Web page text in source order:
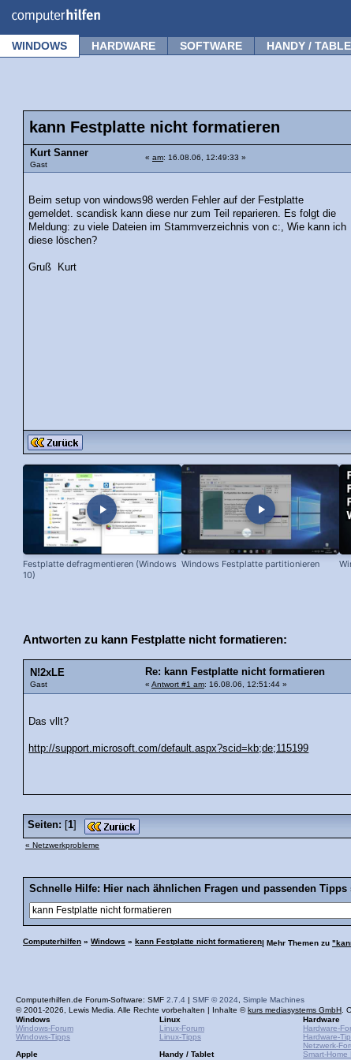
WINDOWS HARDWARE SOFTWARE HANDY /
kann Festplatte nicht formatieren
Kurt Sanner
Gast
« am: 16.08.06, 12:49:33 »
Beim setup von windows98 werden Fehler auf der Festplatte
gemeldet. scandisk kann diese nur zum Teil reparieren. Es folgt die
Meldung: zu viele Dateien im Stammverzeichnis von c:, Wie kann ich
diese löschen?
Gruß Kurt
Festplatte defragmentieren (Windows
10)
Windows Festplatte partitionieren
Antworten zu kann Festplatte nicht formatieren:
N!2xLE
Gast
Re: kann Festplatte nicht formatieren
« Antwort #1 am: 16.08.06, 12:51:44 »
Das vllt?
http://support.microsoft.com/default.aspx?scid=kb;de;115199
Seiten: [1]
« Netzwerkprobleme
Schnelle Hilfe: Hier nach ähnlichen Fragen und passenden Tipps
Computerhilfen » Windows » kann Festplatte nicht formatieren| Mehr Themen zu
Computerhilfen.de Forum-Software: SMF 2.7.4 | SMF © 2024 Simple Machines
© 2001-2026, Lewis Media. Alle Rechte vorbehalten | Inhalte ©kurs mediasystems GmbH .
Windows
Windows-Forum
Windows-Tipps
Apple
Linux
Linux-Forum
Linux-Tipps
Handy / Tablet
Hardware
Hardware-
Hardware-
Netzwerk-
Smart-Home